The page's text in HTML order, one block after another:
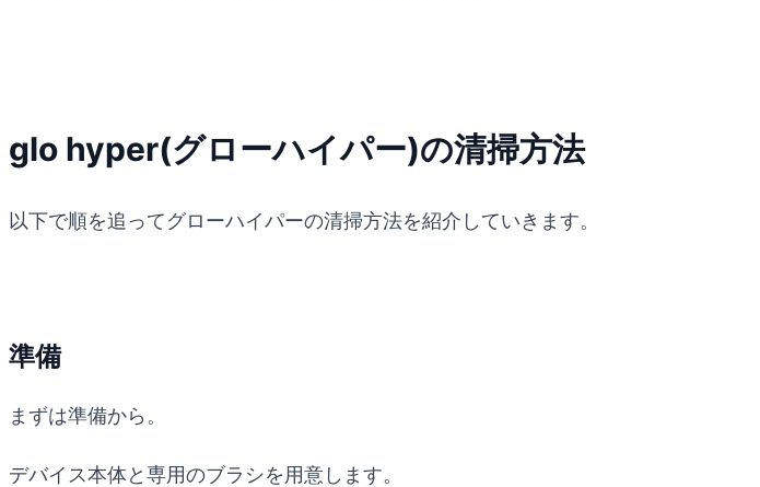
glo hyper(グローハイパー)の清掃方法
以下で順を追ってグローハイパーの清掃方法を紹介していきます。
準備
まずは準備から。
デバイス本体と専用のブラシを用意します。